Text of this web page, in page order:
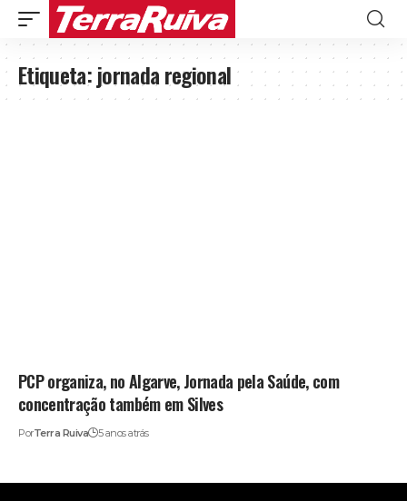
Etiqueta:jornada regional
PCP organiza, no Algarve, Jornada pela Saúde, com
concentração também em Silves
PorTerra Ruiva 5 anos atrás